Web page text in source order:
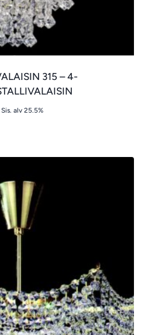
315 – 4-
Sis. alv 25.5%